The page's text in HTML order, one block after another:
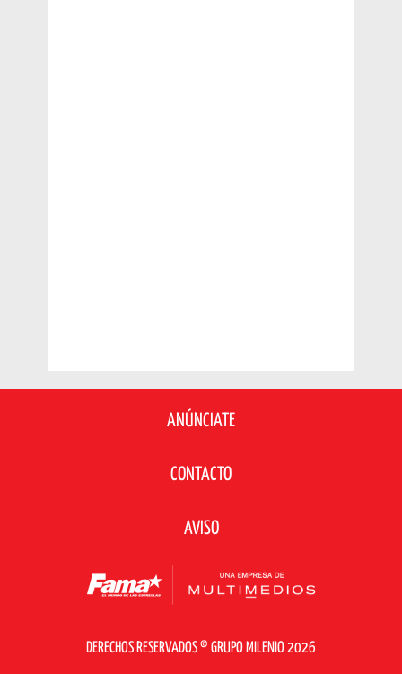
ANÚNCIATE
CONTACTO
AVISO
DERECHOS RESERVADOS © GRUPO MILENIO 2026